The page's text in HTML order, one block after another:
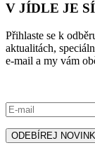
V JÍDLE JE
Přihlaste se k
aktualitách,
e-mail a my vám